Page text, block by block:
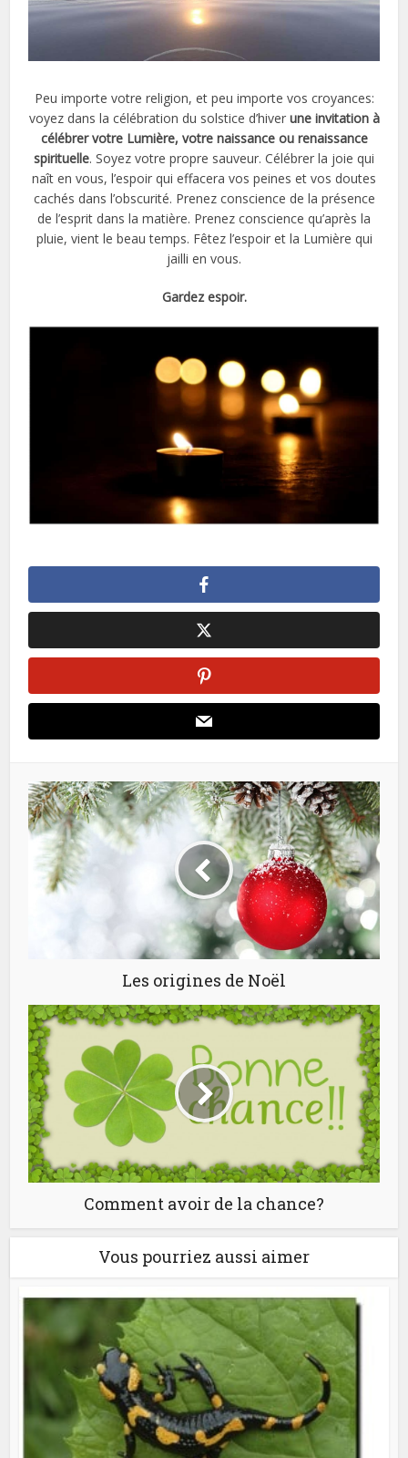
Peu importe votre religion, et peu importe vos croyances:
voyez dans la célébration du solstice d’hiver une invitation à
célébrer votre Lumière, votre naissance ou renaissance
spirituelle. Soyez votre propre sauveur. Célébrer la joie qui
naît en vous, l’espoir qui effacera vos peines et vos doutes
cachés dans l’obscurité. Prenez conscience de la présence
de l’esprit dans la matière. Prenez conscience qu’après la
pluie, vient le beau temps. Fêtez l’espoir et la Lumière qui
jailli en vous.
Gardez espoir.
Les origines de Noël
Comment avoir de la chance?
Vous pourriez aussi aimer